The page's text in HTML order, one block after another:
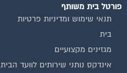
פורטל בית משותף
תנאי שימוש ומדיניות פרטיות
בית
מגזינים מקצועיים
אינדקס נותני שירותים לוועד הבית